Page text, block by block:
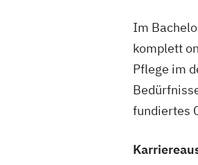
Im
komplett
Pflege im
fundiertes